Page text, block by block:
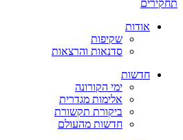
תחקירים
אודות
שקיפות
סדנאות והרצאות
חדשות
ימי הקורונה
אלימות מגדרית
ביקורת תקשורת
חדשות מהעולם